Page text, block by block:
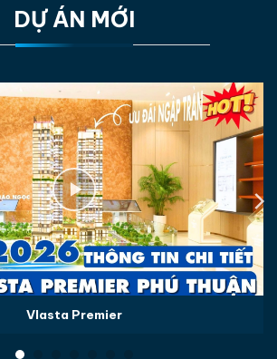
DỰ ÁN MỚI
Vlasta Premier